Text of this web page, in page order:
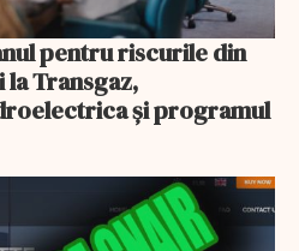
pentru riscurile din
Transgaz,
și programul